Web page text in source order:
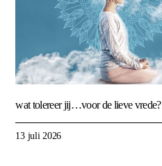
wat tolereer jij…voor de lieve vrede?
13 juli 2026